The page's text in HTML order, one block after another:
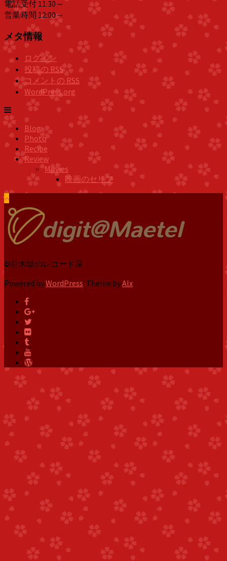
電話受付 11:30～
営業時間 12:00～
メタ情報
ログイン
投稿の RSS
コメントの RSS
WordPress.org
Blog
Photo
Recipe
Review
Movies
映画のセリフ
©並木坂のレコード屋
Powered byWordPress. Theme byAlx.